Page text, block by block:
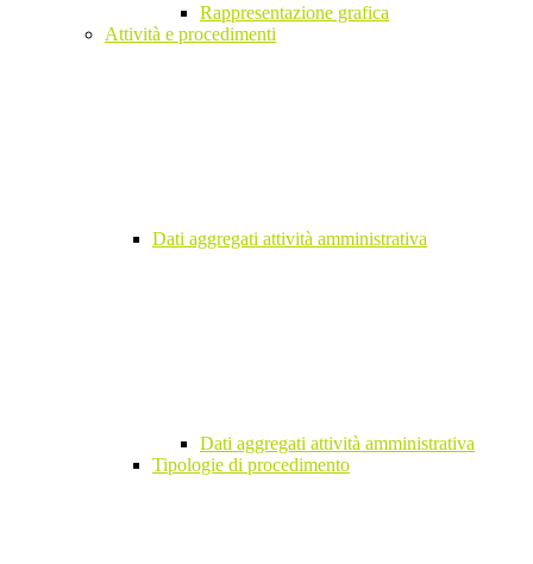
Rappresentazione grafica
Attività e procedimenti
Dati aggregati attività amministrativa
Dati aggregati attività amministrativa
Tipologie di procedimento